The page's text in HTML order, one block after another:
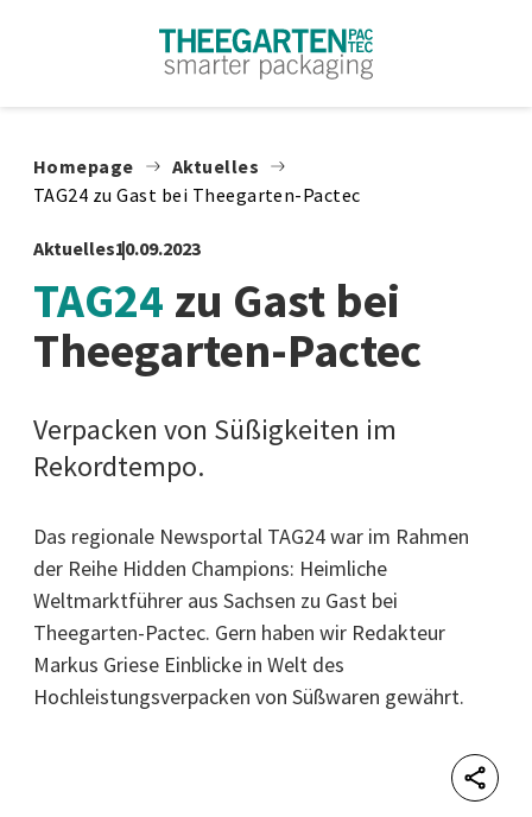
Homepage
Aktuelles
TAG24 zu Gast bei Theegarten-Pactec
Aktuelles10.09.2023
TAG24 zu Gast bei
Theegarten-Pactec
Verpacken von Süßigkeiten im
Rekordtempo.
Das regionale Newsportal TAG24 war im Rahmen
der Reihe Hidden Champions: Heimliche
Weltmarktführer aus Sachsen zu Gast bei
Theegarten-Pactec. Gern haben wir Redakteur
Markus Griese Einblicke in Welt des
Hochleistungsverpacken von Süßwaren gewährt.